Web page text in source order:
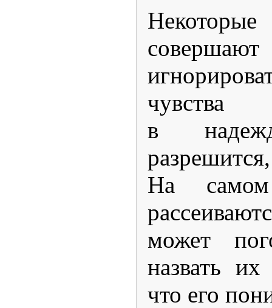
в
На
может
назвать их
что его